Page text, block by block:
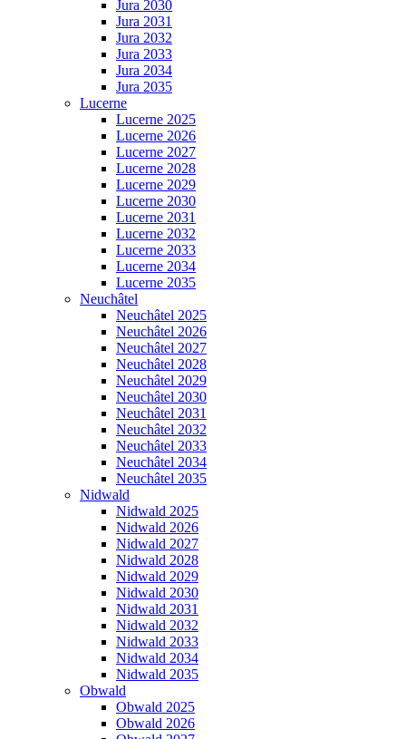
Jura 2030
Jura 2031
Jura 2032
Jura 2033
Jura 2034
Jura 2035
Lucerne
Lucerne 2025
Lucerne 2026
Lucerne 2027
Lucerne 2028
Lucerne 2029
Lucerne 2030
Lucerne 2031
Lucerne 2032
Lucerne 2033
Lucerne 2034
Lucerne 2035
Neuchâtel
Neuchâtel 2025
Neuchâtel 2026
Neuchâtel 2027
Neuchâtel 2028
Neuchâtel 2029
Neuchâtel 2030
Neuchâtel 2031
Neuchâtel 2032
Neuchâtel 2033
Neuchâtel 2034
Neuchâtel 2035
Nidwald
Nidwald 2025
Nidwald 2026
Nidwald 2027
Nidwald 2028
Nidwald 2029
Nidwald 2030
Nidwald 2031
Nidwald 2032
Nidwald 2033
Nidwald 2034
Nidwald 2035
Obwald
Obwald 2025
Obwald 2026